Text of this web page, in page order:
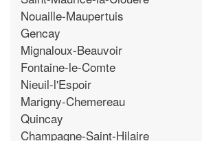
Nouaille-Maupertuis
Gencay
Mignaloux-Beauvoir
Fontaine-le-Comte
Nieuil-l'Espoir
Marigny-Chemereau
Quincay
Champagne-Saint-Hilaire